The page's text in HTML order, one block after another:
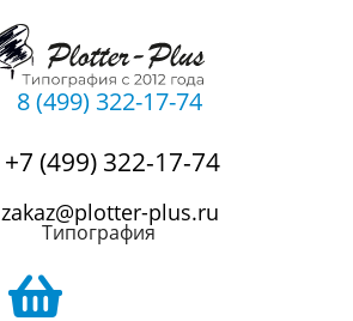
8 (499) 322-17-74
+7 (499) 322-17-74
zakaz@plotter-plus.ru
Типография